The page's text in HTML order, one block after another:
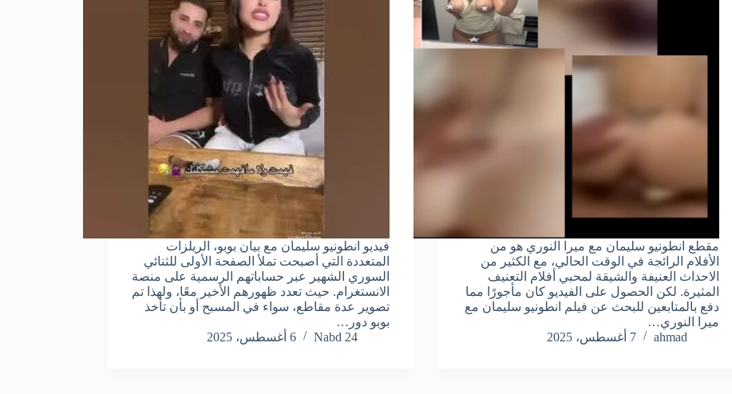
مقطع انطونيو سليمان مع ميرا النوري هو من
الأفلام الرائجة في الوقت الحالي، مع الكثير من
الاحداث العنيفة والشيقة لمحبي أفلام التعنيف
المثيرة. لكن الحصول على الفيديو كان مأجورًا مما
دفع بالمتابعين للبحث عن فيلم انطونيو سليمان مع
ميرا النوري…
ahmad
7 أغسطس، 2025
فيديو انطونيو سليمان مع بيان بوبو، الريلزات
المتعددة التي أصبحت تملأ الصفحة الأولى للثنائي
السوري الشهير عبر حساباتهم الرسمية على منصة
الانستغرام. حيث تعدد ظهورهم الأخير معًا، ولهذا تم
تصوير عدة مقاطع، سواء في المسبح أو بأن تأخذ
بوبو دور…
Nabd 24
6 أغسطس، 2025